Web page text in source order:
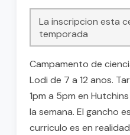
La inscripcion esta
temporada
Campamento de
Lodi de 7 a 12 anos.
1pm a 5pm en
la semana. El gancho
curriculo es en